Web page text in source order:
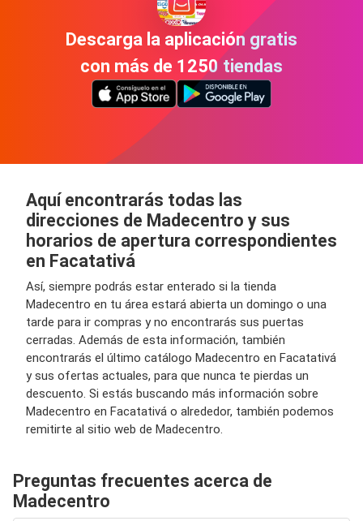
Descarga la aplicación gratis
con más de 1250 tiendas
Aquí encontrarás todas las
direcciones de Madecentro y sus
horarios de apertura correspondientes
en Facatativá
Así, siempre podrás estar enterado si la tienda
Madecentro en tu área estará abierta un domingo o una
tarde para ir compras y no encontrarás sus puertas
cerradas. Además de esta información, también
encontrarás el último catálogo Madecentro en Facatativá
y sus ofertas actuales, para que nunca te pierdas un
descuento. Si estás buscando más información sobre
Madecentro en Facatativá o alrededor, también podemos
remitirte al sitio web de Madecentro.
Preguntas frecuentes acerca de
Madecentro